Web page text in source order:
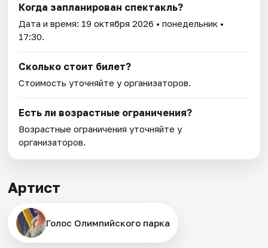
Когда запланирован спектакль?
Дата и время: 19 октября 2026 • понедельник •
17:30.
Сколько стоит билет?
Стоимость уточняйте у организаторов.
Есть ли возрастные ограничения?
Возрастные ограничения уточняйте у
организаторов.
Артист
Голос Олимпийского парка